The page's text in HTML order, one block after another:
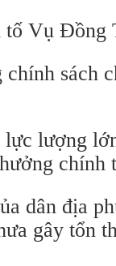
tố Vụ Đồng
sách
lượng
chính
dân địa
gây tổn